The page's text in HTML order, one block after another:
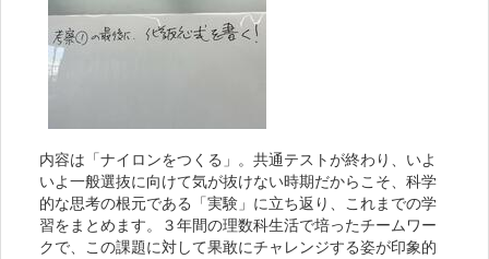
内容は「ナイロンをつくる」。共通テストが終わり、いよ
いよ一般選抜に向けて気が抜けない時期だからこそ、科学
的な思考の根元である「実験」に立ち返り、これまでの学
習をまとめます。３年間の理数科生活で培ったチームワー
クで、この課題に対して果敢にチャレンジする姿が印象的